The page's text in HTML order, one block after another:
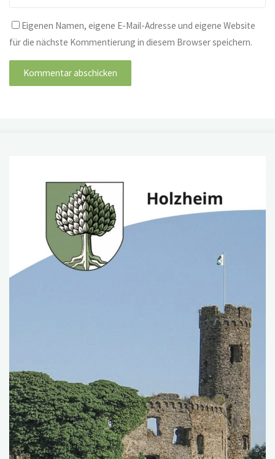
Eigenen Namen, eigene E-Mail-Adresse und eigene Website
für die nächste Kommentierung in diesem Browser speichern.